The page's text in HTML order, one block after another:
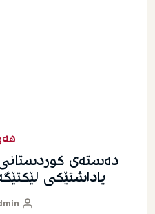
ده‌سته‌ى کوردستانى
یاداشتێکى
Web Admin